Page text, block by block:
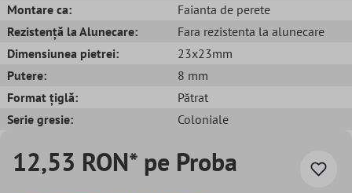
Montare ca:
Faianta de perete
Rezistență la Alunecare:
Fara rezistenta la alunecare
Dimensiunea pietrei:
23x23mm
Putere:
8 mm
Format țiglă:
Pătrat
Serie gresie:
Coloniale
12,53 RON* pe Proba